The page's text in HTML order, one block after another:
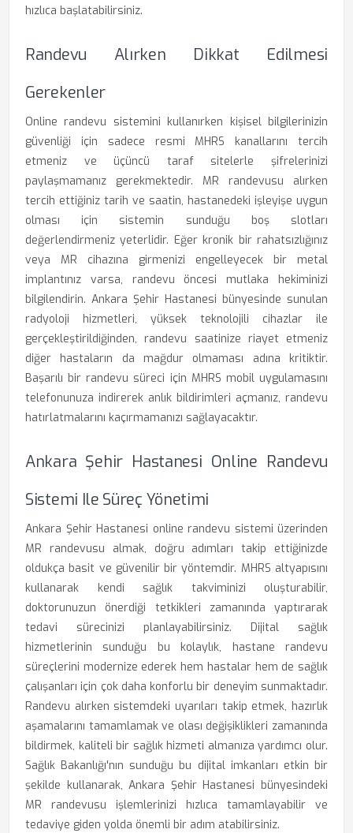
hızlıca başlatabilirsiniz.
Randevu Alırken Dikkat Edilmesi
Gerekenler
Online randevu sistemini kullanırken kişisel bilgilerinizin
güvenliği için sadece resmi MHRS kanallarını tercih
etmeniz ve üçüncü taraf sitelerle şifrelerinizi
paylaşmamanız gerekmektedir. MR randevusu alırken
tercih ettiğiniz tarih ve saatin, hastanedeki işleyişe uygun
olması için sistemin sunduğu boş slotları
değerlendirmeniz yeterlidir. Eğer kronik bir rahatsızlığınız
veya MR cihazına girmenizi engelleyecek bir metal
implantınız varsa, randevu öncesi mutlaka hekiminizi
bilgilendirin. Ankara Şehir Hastanesi bünyesinde sunulan
radyoloji hizmetleri, yüksek teknolojili cihazlar ile
gerçekleştirildiğinden, randevu saatinize riayet etmeniz
diğer hastaların da mağdur olmaması adına kritiktir.
Başarılı bir randevu süreci için MHRS mobil uygulamasını
telefonunuza indirerek anlık bildirimleri açmanız, randevu
hatırlatmalarını kaçırmamanızı sağlayacaktır.
Ankara Şehir Hastanesi Online Randevu
Sistemi Ile Süreç Yönetimi
Ankara Şehir Hastanesi online randevu sistemi üzerinden
MR randevusu almak, doğru adımları takip ettiğinizde
oldukça basit ve güvenilir bir yöntemdir. MHRS altyapısını
kullanarak kendi sağlık takviminizi oluşturabilir,
doktorunuzun önerdiği tetkikleri zamanında yaptırarak
tedavi sürecinizi planlayabilirsiniz. Dijital sağlık
hizmetlerinin sunduğu bu kolaylık, hastane randevu
süreçlerini modernize ederek hem hastalar hem de sağlık
çalışanları için çok daha konforlu bir deneyim sunmaktadır.
Randevu alırken sistemdeki uyarıları takip etmek, hazırlık
aşamalarını tamamlamak ve olası değişiklikleri zamanında
bildirmek, kaliteli bir sağlık hizmeti almanıza yardımcı olur.
Sağlık Bakanlığı'nın sunduğu bu dijital imkanları etkin bir
şekilde kullanarak, Ankara Şehir Hastanesi bünyesindeki
MR randevusu işlemlerinizi hızlıca tamamlayabilir ve
tedaviye giden yolda önemli bir adım atabilirsiniz.